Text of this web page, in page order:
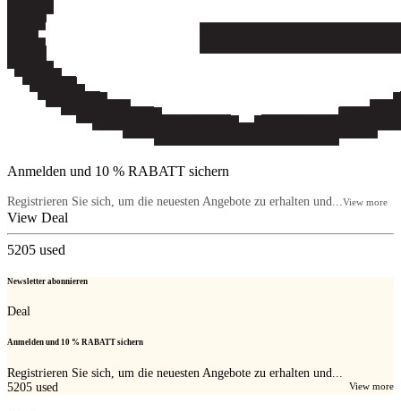
Anmelden und 10 % RABATT sichern
Registrieren Sie sich, um die neuesten Angebote zu erhalten und... View more
View Deal
5205 used
Newsletter abonnieren
Deal
Anmelden und 10 % RABATT sichern
Registrieren Sie sich, um die neuesten Angebote zu erhalten und...
View more
5205 used